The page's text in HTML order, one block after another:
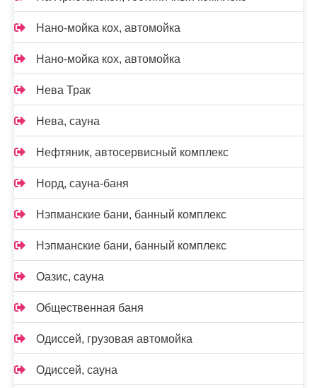
Нано-мойка кох, автомойка
Нано-мойка кох, автомойка
Нева Трак
Нева, сауна
Нефтяник, автосервисный комплекс
Норд, сауна-баня
Нэпманские бани, банный комплекс
Нэпманские бани, банный комплекс
Оазис, сауна
Общественная баня
Одиссей, грузовая автомойка
Одиссей, сауна